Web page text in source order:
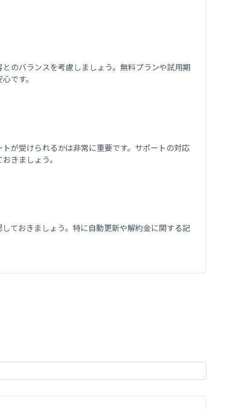
のバランスを考慮しましょう。無料プランや試用期
です。
が受けられるかは非常に重要です。サポートの対応
きましょう。
ておきましょう。特に自動更新や解約金に関する記